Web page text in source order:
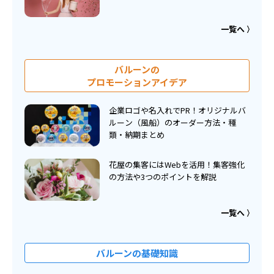
一覧へ
バルーンの
プロモーションアイデア
企業ロゴや名入れでPR！オリジナルバ
ルーン（風船）のオーダー方法・種
類・納期まとめ
花屋の集客にはWebを活用！集客強化
の方法や3つのポイントを解説
一覧へ
バルーンの基礎知識